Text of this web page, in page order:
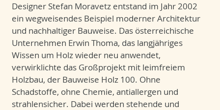
Designer Stefan Moravetz entstand im Jahr 2002
ein wegweisendes Beispiel moderner Architektur
und nachhaltiger Bauweise. Das österreichische
Unternehmen Erwin Thoma, das langjähriges
Wissen um Holz wieder neu anwendet,
verwirklichte das Großprojekt mit leimfreiem
Holzbau, der Bauweise Holz 100. Ohne
Schadstoffe, ohne Chemie, antiallergen und
strahlensicher. Dabei werden stehende und